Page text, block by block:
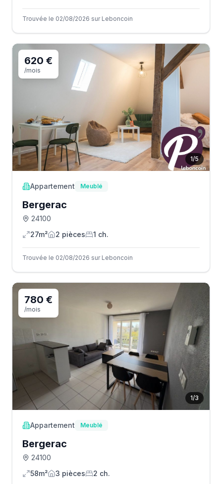
Trouvée le 02/08/2026 sur Leboncoin
1/5
620 €
/mois
Appartement Meublé
Bergerac
24100
27m²
2 pièces 1 ch.
Trouvée le 02/08/2026 sur Leboncoin
1/3
780 €
/mois
Appartement Meublé
Bergerac
24100
58m²
3 pièces 2 ch.